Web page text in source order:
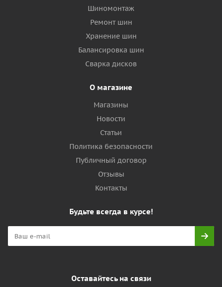
Шиномонтаж
Ремонт шин
Хранение шин
Балансировка шин
Сварка дисков
О магазине
Магазины
Новости
Статьи
Политика безопасности
Публичный договор
Отзывы
Контакты
Будьте всегда в курсе!
Оставайтесь на связи